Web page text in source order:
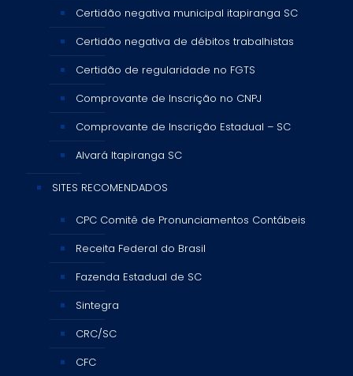
Certidão negativa municipal itapiranga SC
Certidão negativa de débitos trabalhistas
Certidão de regularidade no FGTS
Comprovante de Inscrição no CNPJ
Comprovante de Inscrição Estadual – SC
Alvará Itapiranga SC
SITES RECOMENDADOS
CPC Comitê de Pronunciamentos Contábeis
Receita Federal do Brasil
Fazenda Estadual de SC
Sintegra
CRC/SC
CFC